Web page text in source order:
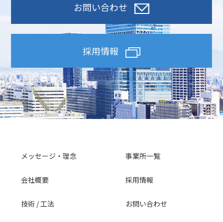
お問い合わせ
採用情報
メッセージ・理念
会社概要
技術 / 工法
事業所一覧
採用情報
お問い合わせ